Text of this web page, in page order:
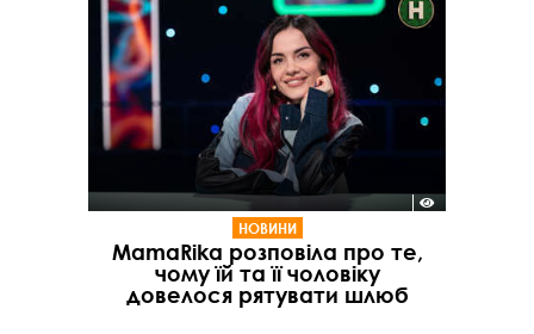
НОВИНИ
MamaRika розповіла про те,
чому їй та її чоловіку
довелося рятувати шлюб